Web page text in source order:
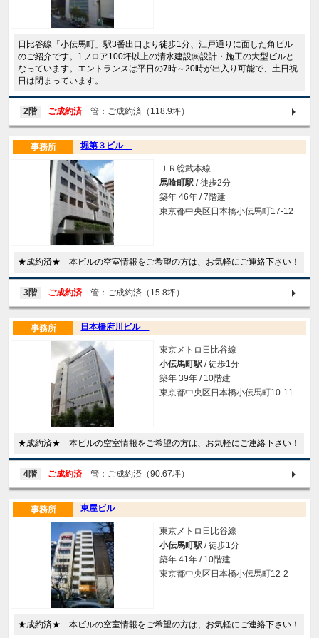
日比谷線「小伝馬町」駅3番出口より徒歩1分、江戸通りに面した角ビル
のご紹介です。1フロア100坪以上の清水建設㈱設計・施工の大型ビルと
なっています。エントランスは平日の7時～20時が出入り可能で、土日祝
日は閉まっています。
2階 ご成約済 管：ご成約済（118.9坪）
堀第３ビル
事務所
ＪＲ総武本線
馬喰町駅 / 徒歩2分
築年 46年 / 7階建
東京都中央区日本橋小伝馬町17-12
★成約済★ 本ビルの空室情報をご希望の方は、お気軽にご連絡下さい！
3階 ご成約済 管：ご成約済（15.8坪）
日本橋府川ビル
事務所
東京メトロ日比谷線
小伝馬町駅 / 徒歩1分
築年 39年 / 10階建
東京都中央区日本橋小伝馬町10-11
★成約済★ 本ビルの空室情報をご希望の方は、お気軽にご連絡下さい！
4階 ご成約済 管：ご成約済（90.67坪）
東屋ビル
事務所
東京メトロ日比谷線
小伝馬町駅 / 徒歩1分
築年 41年 / 10階建
東京都中央区日本橋小伝馬町12-2
★成約済★ 本ビルの空室情報をご希望の方は、お気軽にご連絡下さい！